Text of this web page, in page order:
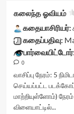
ஆனந்தக்
vv-
stars-
title-
<div
stars-
title
yasr-
கலைந்த ஓவியம்
கதையாசிரியர்:
கதைப்பதிவு:
0
வாசிப்பு நேரம்: 5
செய்யப்பட்ட
மாற்றியுள்ளோம்)
விளையாட்டில்...